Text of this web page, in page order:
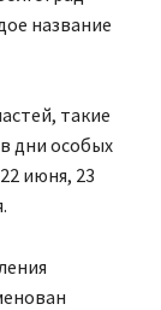
название
такие
дни особых
июня, 23